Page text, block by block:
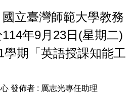
國立臺灣師範大學教務
年9月23日(星期二)
期「英語授課知能工
發佈者 : 厲志光專任助理